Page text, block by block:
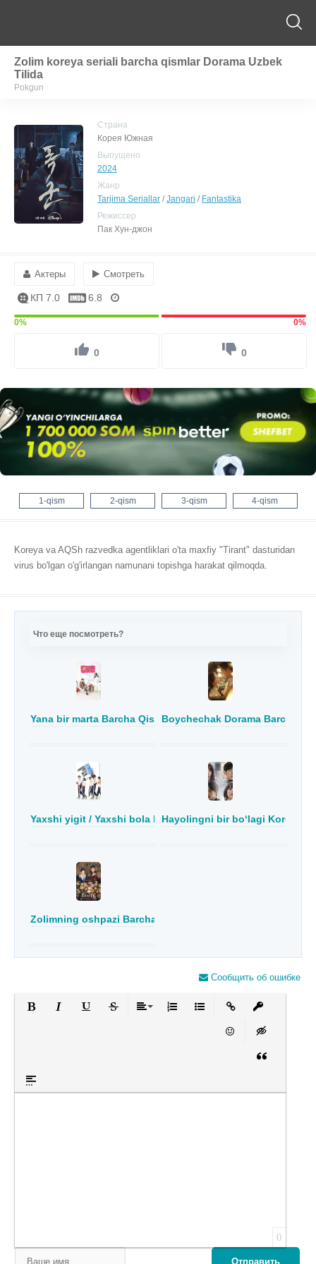
Zolim koreya seriali barcha qismlar Dorama Uzbek
Tilida
Pokgun
Страна
Корея Южная
Выпущено
2024
Жанр
Tarjima Seriallar /Jangari / Fantastika
Режиссер
Пак Хун-джон
Актеры Смотреть
КП 7.0 6.8
0% 0%
0 0
1-qism 2-qism 3-qism 4-qism
Koreya va AQSh razvedka agentliklari o'ta maxfiy "Tirant" dasturidan
virus bo'lgan o'g'irlangan namunani topishga harakat qilmoqda.
Что еще посмотреть?
Yana bir marta Barcha Qismlar Uzbek Tilida Koreya seriali
Boychechak Dorama Barcha
Yaxshi yigit / Yaxshi bola Koreya seriali Barcha qismlar
Hayolingni bir boʻlagi Koreya
Zolimning oshpazi Barcha qismlar Uzbek Tilida
Сообщить об ошибке
Нумерованный список
Маркированный список
Вставить ссылку
Вставить
Вставить смайлик
Вставка
0
Отправить